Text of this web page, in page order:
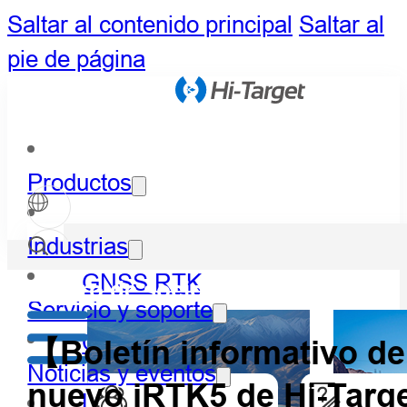
Saltar al contenido principal Saltar al
pie de página
Productos
GNSS RTK
Óptico
Industrias
Servicio y soporte
Noticias y eventos
Centro de socios
【Boletín informativo
nuevo iRTK5 de Hi-